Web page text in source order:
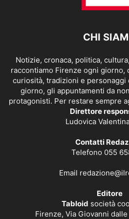
CHI
Notizie, cronaca, politica,
raccontiamo Firenze ogni giorno,
curiosità, tradizioni e personaggi
giorno, gli appuntamenti da
protagonisti. Per restare sempre
Direttore
Ludovica
Contatti
Telefono 055
Email
Editore
Tabloid società
Firenze, Via Giovanni